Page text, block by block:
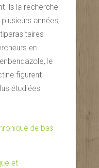
ils la recherche
années,
en
le
figurent
étudiées
et